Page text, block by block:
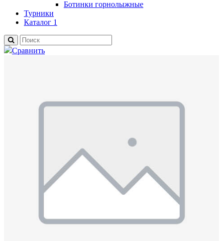
Ботинки горнолыжные
Турники
Каталог 1
Сравнить